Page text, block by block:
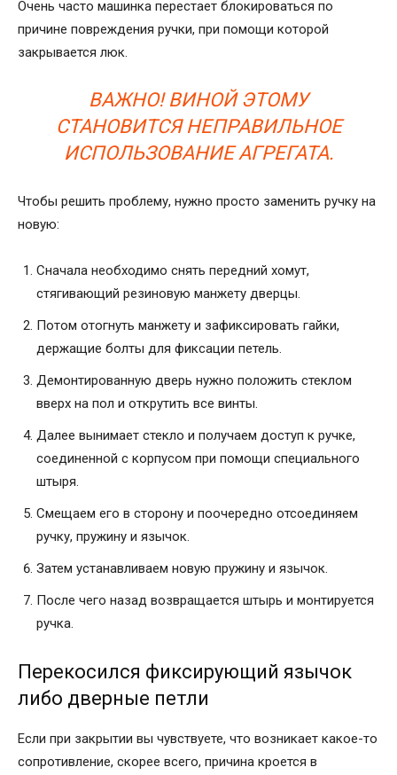
Очень часто машинка перестает блокироваться по
причине повреждения ручки, при помощи которой
закрывается люк.
ВАЖНО! ВИНОЙ ЭТОМУ
СТАНОВИТСЯ НЕПРАВИЛЬНОЕ
ИСПОЛЬЗОВАНИЕ АГРЕГАТА.
Чтобы решить проблему, нужно просто заменить ручку на
новую:
Сначала необходимо снять передний хомут,
стягивающий резиновую манжету дверцы.
Потом отогнуть манжету и зафиксировать гайки,
держащие болты для фиксации петель.
Демонтированную дверь нужно положить стеклом
вверх на пол и открутить все винты.
Далее вынимает стекло и получаем доступ к ручке,
соединенной с корпусом при помощи специального
штыря.
Смещаем его в сторону и поочередно отсоединяем
ручку, пружину и язычок.
Затем устанавливаем новую пружину и язычок.
После чего назад возвращается штырь и монтируется
ручка.
Перекосился фиксирующий язычок
либо дверные петли
Если при закрытии вы чувствуете, что возникает какое-то
сопротивление, скорее всего, причина кроется в